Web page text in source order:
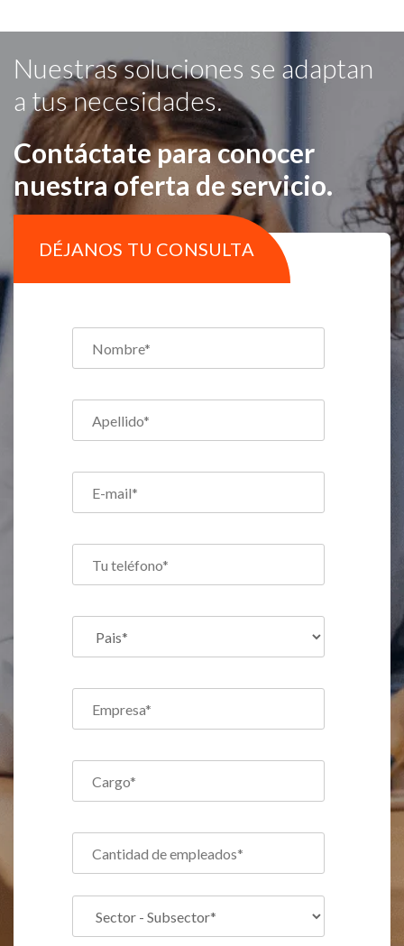
Nuestras soluciones se adaptan
a tus necesidades.
Contáctate para conocer
nuestra oferta de servicio.
DÉJANOS TU CONSULTA